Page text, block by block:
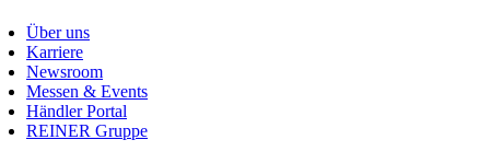
Über uns
Karriere
Newsroom
Messen & Events
Händler Portal
REINER Gruppe